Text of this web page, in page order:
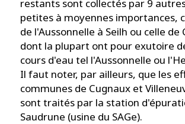
restants sont collectés par 9
petites à moyennes importances,
de l'Aussonnelle à Seilh ou celle de
dont la plupart ont pour exutoire
cours d'eau tel l'Aussonnelle ou
Il faut noter, par ailleurs, que les
communes de Cugnaux et
sont traités par la station
Saudrune (usine du SAGe).